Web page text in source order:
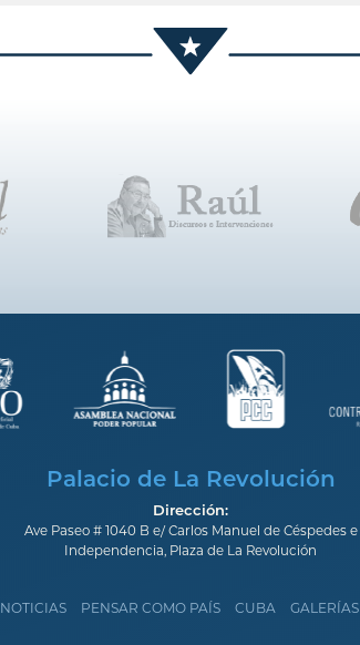
Palacio de La Revolución
Dirección:
Ave Paseo # 1040 B e/ Carlos Manuel de Céspedes e
Independencia, Plaza de La Revolución
NOTICIAS PENSAR COMO PAÍS CUBA GALERÍAS